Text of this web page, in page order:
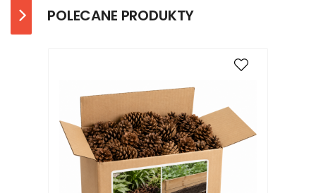
POLECANE PRODUKTY